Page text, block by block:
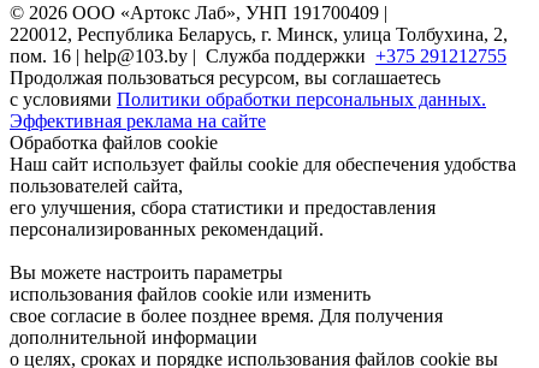
© 2026 ООО «Артокс Лаб», УНП 191700409 |
220012, Республика Беларусь, г. Минск, улица Толбухина, 2,
пом. 16 | help@103.by | Служба поддержки +375 291212755
Продолжая пользоваться ресурсом, вы соглашаетесь
с условиями Политики обработки персональных данных.
Эффективная реклама на сайте
Обработка файлов cookie
Наш сайт использует файлы cookie для обеспечения удобства
пользователей сайта,
его улучшения, сбора статистики и предоставления
персонализированных рекомендаций.
Вы можете настроить параметры
использования файлов cookie или изменить
свое согласие в более позднее время. Для получения
дополнительной информации
о целях, сроках и порядке использования файлов cookie вы